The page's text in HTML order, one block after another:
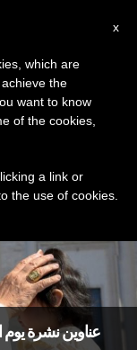
Posts Tagged ‘طبيعة’
عناوين نشرة يوم الخميس 30 تموز
x
which are
the
want to know
of the cookies,
a link or
the use of cookies.